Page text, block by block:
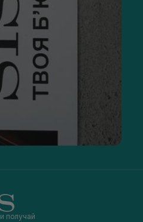
и получай